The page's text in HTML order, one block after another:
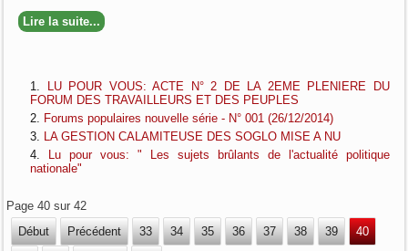
Lire la suite...
LU POUR VOUS: ACTE N° 2 DE LA 2EME PLENIERE DU
FORUM DES TRAVAILLEURS ET DES PEUPLES
Forums populaires nouvelle série - N° 001 (26/12/2014)
LA GESTION CALAMITEUSE DES SOGLO MISE A NU
Lu pour vous: " Les sujets brûlants de l'actualité politique
nationale"
Page 40 sur 42
Début
Précédent 33 34 35 36 37 38 39 40